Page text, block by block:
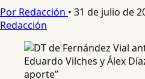
Por Redacción • 31 de julio de
Redacción